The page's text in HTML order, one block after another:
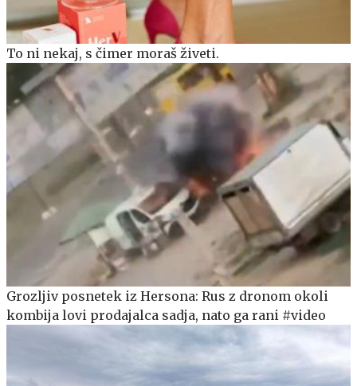
To ni nekaj, s čimer moraš živeti.
Grozljiv posnetek iz Hersona: Rus z dronom okoli
kombija lovi prodajalca sadja, nato ga rani #video